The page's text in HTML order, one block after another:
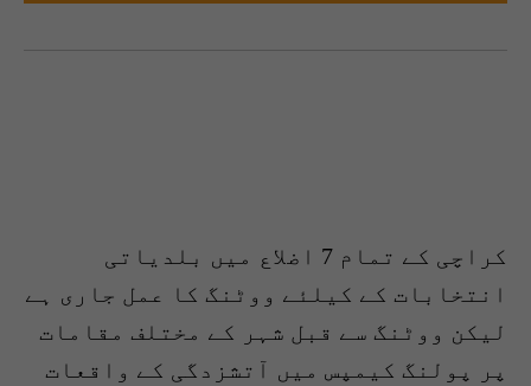
کراچی کے تمام 7 اضلاع میں بلدیاتی
انتخابات کے کیلئے ووٹنگ کا عمل جاری ہے
لیکن ووٹنگ سے قبل شہر کے مختلف مقامات
پر پولنگ کیمپس میں آتشزدگی کے واقعات